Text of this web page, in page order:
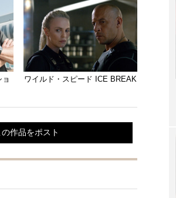
ワイルド・スピード ICE BREAK
の作品をポスト